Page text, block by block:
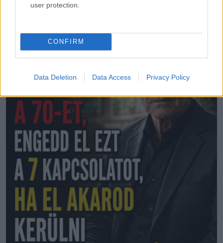
user protection.
CONFIRM
Data Deletion Data Access Privacy Policy